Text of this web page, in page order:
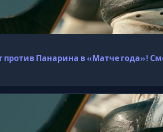
против Панарина в «Матче года»!